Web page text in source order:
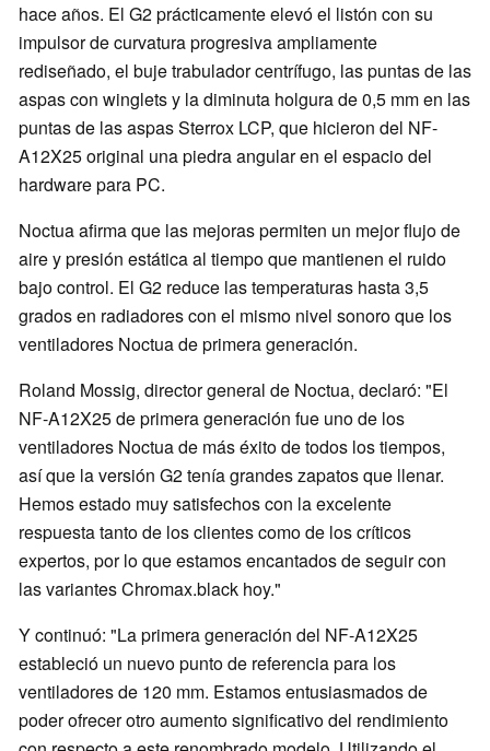
hace años. El G2 prácticamente elevó el listón con su
impulsor de curvatura progresiva ampliamente
rediseñado, el buje trabulador centrífugo, las puntas de las
aspas con winglets y la diminuta holgura de 0,5 mm en las
puntas de las aspas Sterrox LCP, que hicieron del NF-
A12X25 original una piedra angular en el espacio del
hardware para PC.
Noctua afirma que las mejoras permiten un mejor flujo de
aire y presión estática al tiempo que mantienen el ruido
bajo control. El G2 reduce las temperaturas hasta 3,5
grados en radiadores con el mismo nivel sonoro que los
ventiladores Noctua de primera generación.
Roland Mossig, director general de Noctua, declaró: "El
NF-A12X25 de primera generación fue uno de los
ventiladores Noctua de más éxito de todos los tiempos,
así que la versión G2 tenía grandes zapatos que llenar.
Hemos estado muy satisfechos con la excelente
respuesta tanto de los clientes como de los críticos
expertos, por lo que estamos encantados de seguir con
las variantes Chromax.black hoy."
Y continuó: "La primera generación del NF-A12X25
estableció un nuevo punto de referencia para los
ventiladores de 120 mm. Estamos entusiasmados de
poder ofrecer otro aumento significativo del rendimiento